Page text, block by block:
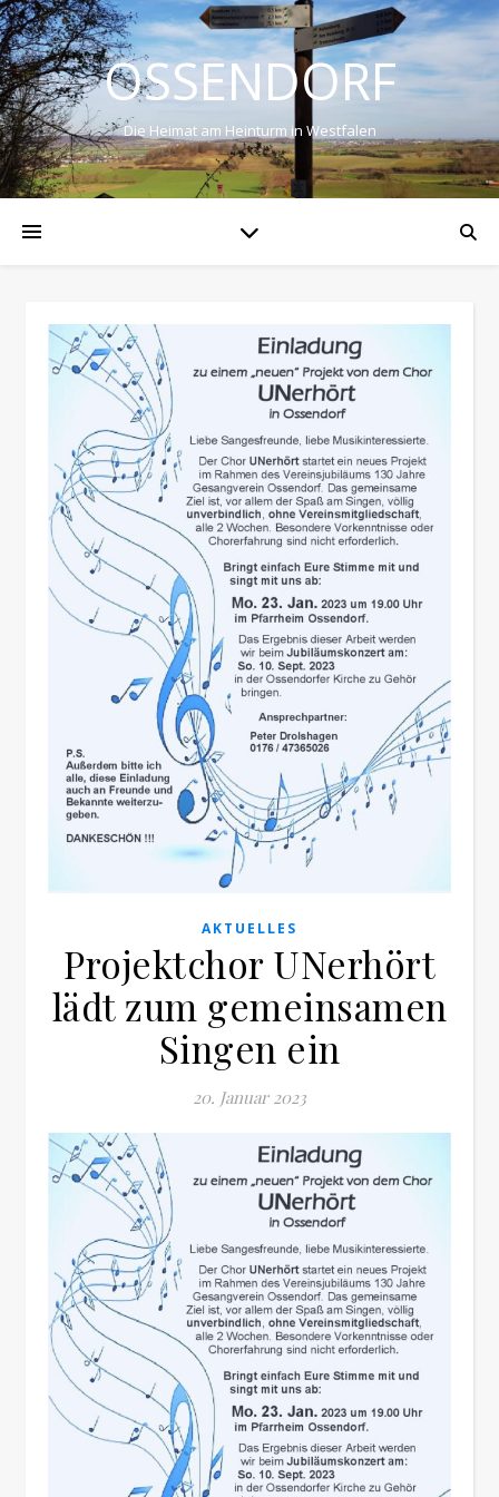
OSSENDORF
Die Heimat am Heinturm in Westfalen
AKTUELLES
Projektchor UNerhört
lädt zum gemeinsamen
Singen ein
20. Januar 2023